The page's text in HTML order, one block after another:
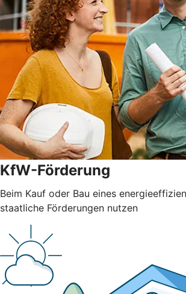
KfW-Förderung
Beim Kauf oder Bau eines
staatliche Förderungen nutzen